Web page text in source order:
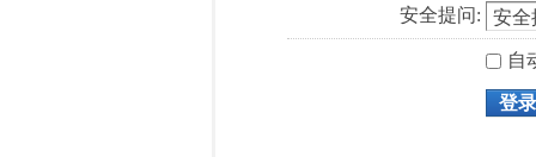
安全提问:
自
登录